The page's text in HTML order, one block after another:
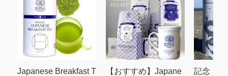
Japanese Breakfast T
【おすすめ】Japane
記念・